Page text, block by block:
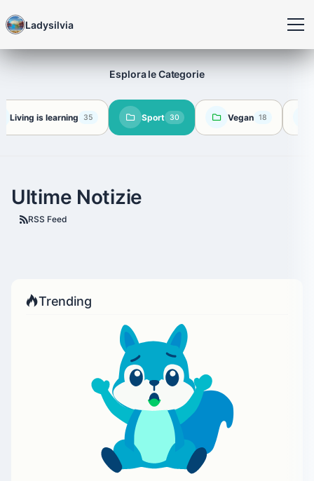
Ladysilvia
Esplora le Categorie
Living is learning 35 Sport 30 Vegan 18
Ultime Notizie
RSS Feed
Trending